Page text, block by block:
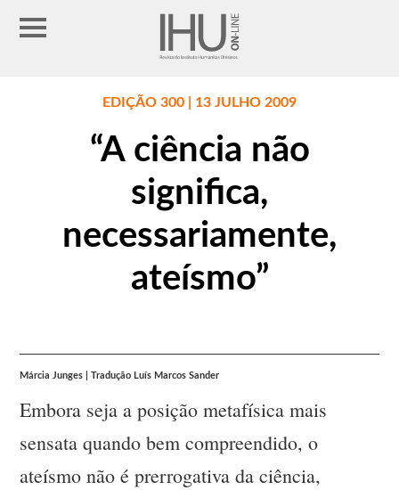
EDIÇÃO 300 | 13 JULHO 2009
“A ciência não
significa,
necessariamente,
ateísmo”
Márcia Junges | Tradução Luís Marcos Sander
Embora seja a posição metafísica mais
sensata quando bem compreendido, o
ateísmo não é prerrogativa da ciência,